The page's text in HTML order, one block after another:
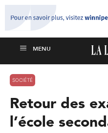
SOCIÉTÉ
Retour des
l’école